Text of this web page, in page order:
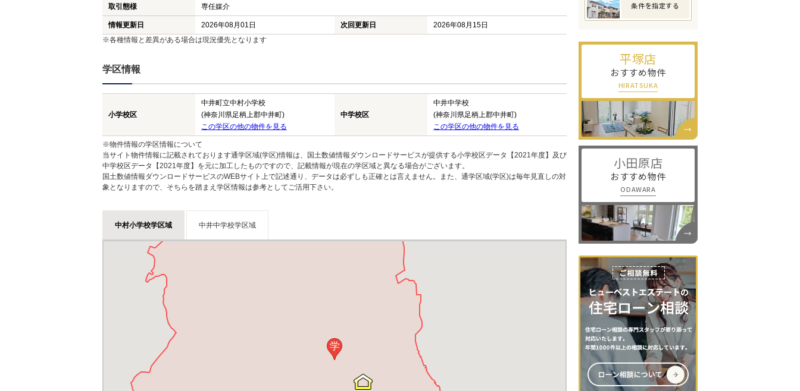
取引態様 専任媒介
情報更新日 2026年08月01日 次回更新日
2026年08月15日
※各種情報と差異がある場合は現況優先となります
学区情報
小学校区
中井町立中村小学校
(神奈川県足柄上郡中井町)
この学区の他の物件を見る
中学校区
中井中学校
(神奈川県足柄上郡中井町)
この学区の他の物件を見る
※物件情報の学区情報について
当サイト物件情報に記載されております通学区域(学区)情報は、国土数値情報ダウンロードサービスが提供する小学校区データ【2021年度】及び
中学校区データ【2021年度】を元に加工したものですので、記載情報が現在の学区域と異なる場合がございます。
国土数値情報ダウンロードサービスのWEBサイト上で記述通り、データは必ずしも正確とは言えません。また、通学区域(学区)は毎年見直しの対
象となりますので、そちらを踏まえ学区情報は参考としてご活用下さい。
中村小学校学区域 中井中学校学区域
学
条件を指定する
平塚店
おすすめ物件
HIRATSUKA
小田原店
おすすめ物件
ODAWARA